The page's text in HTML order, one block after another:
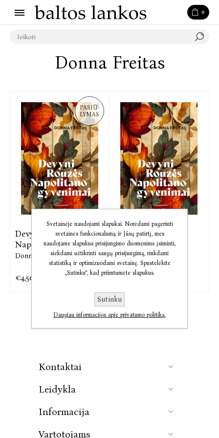
0
Donna Freitas
PASIŪ-
LYMAS
Devyni Rouzės
Napolitano ...
Donna Freitas
€4,50
El. knyga Devyni
Rouzės ...
Donna Freitas
€8,84 €11,05
Kontaktai
Leidykla
Informacija
Vartotojams
Svetainėje naudojami slapukai. Norėdami pagerinti
svetainės funkcionalumą ir Jūsų patirtį, mes
naudojame slapukus prisijungimo duomenims įsiminti,
siekdami užtikrinti saugų prisijungimą, rinkdami
statistiką ir optimizuodami svetainę. Spustelėkite
„Sutinku“, kad priimtumėte slapukus.
Sutinku
Daugiau informacijos apie privatumo politiką.